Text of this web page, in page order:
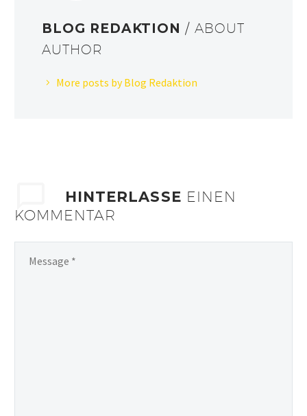
BLOG REDAKTION/ ABOUT
AUTHOR
More posts by Blog Redaktion
HINTERLASSE EINEN
KOMMENTAR